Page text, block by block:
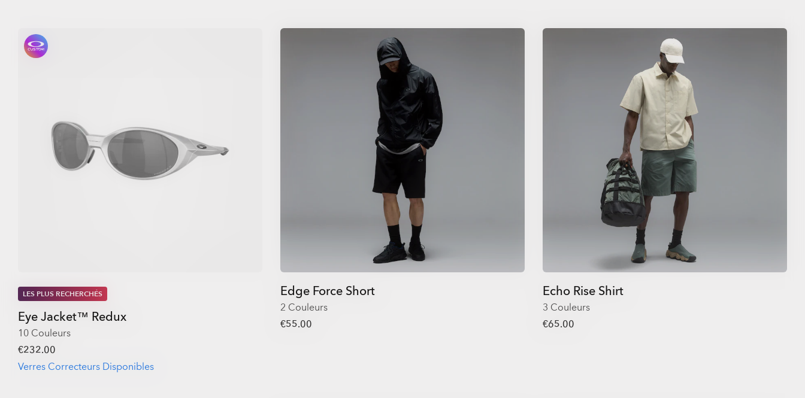
LES PLUS RECHERCHÉS
Eye Jacket™ Redux
10 Couleurs
€232.00
Verres Correcteurs Disponibles
Edge Force Short
2 Couleurs
€55.00
Echo Rise Shirt
3 Couleurs
€65.00